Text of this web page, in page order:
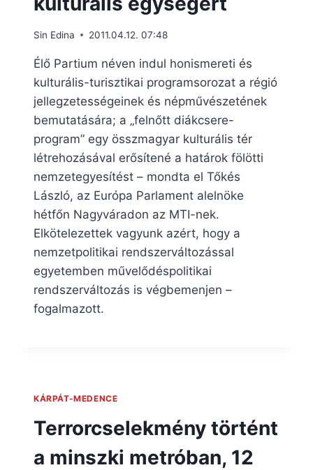
Sin Edina 2011.04.12. 07:48
Élő Partium néven indul honismereti és
kulturális-turisztikai programsorozat a régió
jellegzetességeinek és népművészetének
bemutatására; a „felnőtt diákcsere-
program” egy összmagyar kulturális tér
létrehozásával erősítené a határok fölötti
nemzetegyesítést – mondta el Tőkés
László, az Európa Parlament alelnöke
hétfőn Nagyváradon az MTI-nek.
Elkötelezettek vagyunk azért, hogy a
nemzetpolitikai rendszerváltozással
egyetemben művelődéspolitikai
rendszerváltozás is végbemenjen –
fogalmazott.
KÁRPÁT-MEDENCE
Terrorcselekmény történt
a minszki metróban, 12